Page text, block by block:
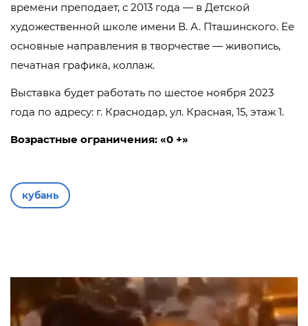
времени преподает, с 2013 года — в Детской
художественной школе имени В. А. Пташинского. Ее
основные направления в творчестве — живопись,
печатная графика, коллаж.
Выставка будет работать по шестое ноября 2023
года по адресу: г. Краснодар, ул. Красная, 15, этаж 1.
Возрастные ограничения: «0 +»
кубань